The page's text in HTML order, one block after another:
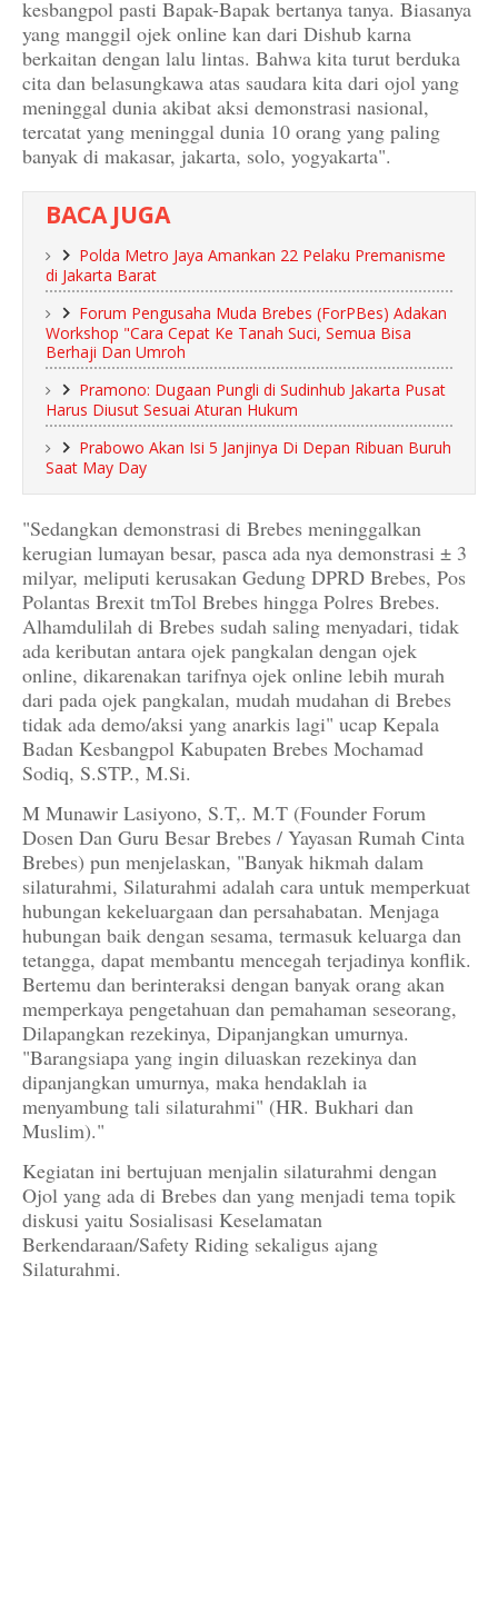
kesbangpol pasti Bapak-Bapak bertanya tanya. Biasanya
yang manggil ojek online kan dari Dishub karna
berkaitan dengan lalu lintas. Bahwa kita turut berduka
cita dan belasungkawa atas saudara kita dari ojol yang
meninggal dunia akibat aksi demonstrasi nasional,
tercatat yang meninggal dunia 10 orang yang paling
banyak di makasar, jakarta, solo, yogyakarta".
BACA JUGA
Polda Metro Jaya Amankan 22 Pelaku Premanisme
di Jakarta Barat
Forum Pengusaha Muda Brebes (ForPBes) Adakan
Workshop "Cara Cepat Ke Tanah Suci, Semua Bisa
Berhaji Dan Umroh
Pramono: Dugaan Pungli di Sudinhub Jakarta Pusat
Harus Diusut Sesuai Aturan Hukum
Prabowo Akan Isi 5 Janjinya Di Depan Ribuan Buruh
Saat May Day
"Sedangkan demonstrasi di Brebes meninggalkan
kerugian lumayan besar, pasca ada nya demonstrasi ± 3
milyar, meliputi kerusakan Gedung DPRD Brebes, Pos
Polantas Brexit tmTol Brebes hingga Polres Brebes.
Alhamdulilah di Brebes sudah saling menyadari, tidak
ada keributan antara ojek pangkalan dengan ojek
online, dikarenakan tarifnya ojek online lebih murah
dari pada ojek pangkalan, mudah mudahan di Brebes
tidak ada demo/aksi yang anarkis lagi" ucap Kepala
Badan Kesbangpol Kabupaten Brebes Mochamad
Sodiq, S.STP., M.Si.
M Munawir Lasiyono, S.T,. M.T (Founder Forum
Dosen Dan Guru Besar Brebes / Yayasan Rumah Cinta
Brebes) pun menjelaskan, "Banyak hikmah dalam
silaturahmi, Silaturahmi adalah cara untuk memperkuat
hubungan kekeluargaan dan persahabatan. Menjaga
hubungan baik dengan sesama, termasuk keluarga dan
tetangga, dapat membantu mencegah terjadinya konflik.
Bertemu dan berinteraksi dengan banyak orang akan
memperkaya pengetahuan dan pemahaman seseorang,
Dilapangkan rezekinya, Dipanjangkan umurnya.
"Barangsiapa yang ingin diluaskan rezekinya dan
dipanjangkan umurnya, maka hendaklah ia
menyambung tali silaturahmi" (HR. Bukhari dan
Muslim)."
Kegiatan ini bertujuan menjalin silaturahmi dengan
Ojol yang ada di Brebes dan yang menjadi tema topik
diskusi yaitu Sosialisasi Keselamatan
Berkendaraan/Safety Riding sekaligus ajang
Silaturahmi.